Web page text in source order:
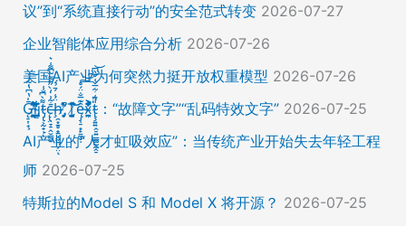
议”到“系统直接行动”的安全范式转变 2026-07-27
企业智能体应用综合分析 2026-07-26
美国AI产业为何突然力挺开放权重模型 2026-07-26
Ḡ̵̨̠͎̘͕̍̔͆̔͋͑͠ļ̸͍͈͉̞̊̑̃̉̔̍̾̈̚į̵̡̙̯͇̲̱̯̱̒͂͋̄t̴̡̢͕̰̟̙͌̀͆̐͑c̶̨̢̤̞̠̭̮̳̼̠̄͋͗̒̀̋͂͌̃͆͌͑͛ḩ̶̯͙̱̥̟̱̘͖̱̤͕̤̈́͑́̄̉́ͅ ̸̡̡̛̜̣̝̓̀͛̇̂̚T̸̗̞̰̪̤̭͙̹͆̽̌̀̾͝͝ę̴̡̣̠͙̙̱̼̬̣̑͊̅̐̈́̊͠͝͠x̴̪̫͎̓͗͐̃̄̐̀͋͛͐t̴̢̧͍͍̭̠͍̳͚̫̼̭̠̎̋͑͋̅̌͑̌̏͆͘̚͝：“故障文字”“乱码特效文字” 2026-07-25
AI产业的“人才虹吸效应”：当传统产业开始失去年轻工程
师 2026-07-25
特斯拉的Model S 和 Model X 将开源？ 2026-07-25